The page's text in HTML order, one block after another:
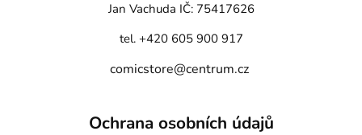
Jan Vachuda IČ: 75417626
tel. +420 605 900 917
comicstore@centrum.cz
Ochrana osobních údajů